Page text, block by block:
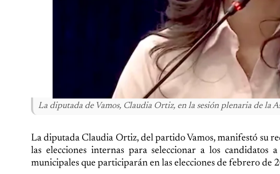
La diputada de Vamos, Claudia Ortiz, en la sesión plenaria de la
La diputada Claudia Ortiz, del partido Vamos, manifestó su
las elecciones internas para seleccionar a los candidatos
municipales que participarán en las elecciones de febrero de